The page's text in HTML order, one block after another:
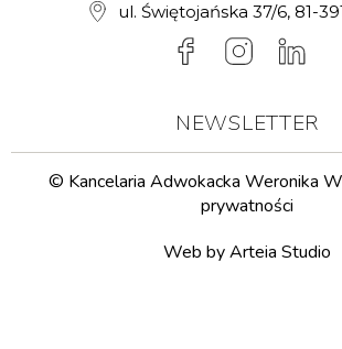
ul. Świętojańska 37/6, 81-
NEWSLETTER
© Kancelaria Adwokacka Weronika
prywatności
Web by Arteia Studio